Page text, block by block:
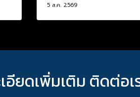
5 ส.ค. 2569
อียดเพิ่มเติม ติดต่อเ